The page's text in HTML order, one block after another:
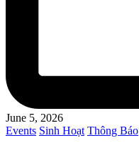
June 5, 2026
Posted
Events Sinh Hoạt Thông Báo